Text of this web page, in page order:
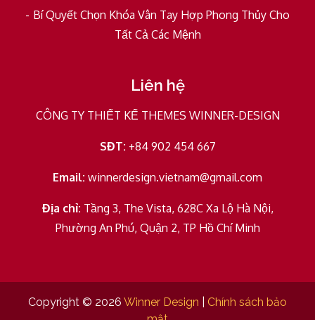
Bí Quyết Chọn Khóa Vân Tay Hợp Phong Thủy Cho
Tất Cả Các Mệnh
Liên hệ
CÔNG TY THIẾT KẾ THEMES WINNER-DESIGN
SĐT: +84 902 454 667
Email: winnerdesign.vietnam@gmail.com
Địa chỉ: Tầng 3, The Vista, 628C Xa Lộ Hà Nội,
Phường An Phú, Quận 2, TP Hồ Chí Minh
Copyright © 2026 Winner Design
Chính sách bảo